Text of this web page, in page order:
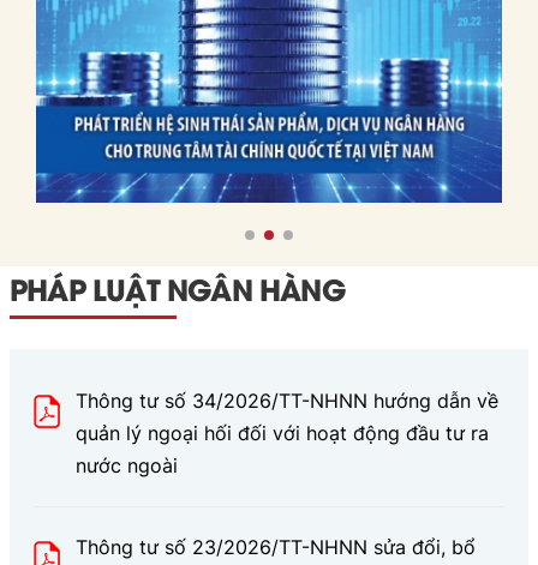
PHÁP LUẬT NGÂN HÀNG
Thông tư số 34/2026/TT-NHNN hướng dẫn về
quản lý ngoại hối đối với hoạt động đầu tư ra
nước ngoài
Thông tư số 23/2026/TT-NHNN sửa đổi, bổ